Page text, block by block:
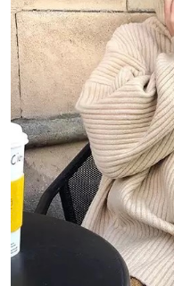
ROPA DEPORTIVA
TOPS
VESTIDOS
TRAJES DE BAÑO